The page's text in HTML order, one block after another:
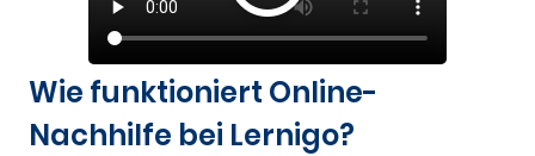
Wie funktioniert Online-
Nachhilfe bei Lernigo?